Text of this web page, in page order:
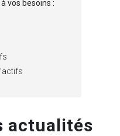
vos besoins :
actualités